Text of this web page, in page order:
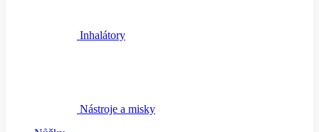
Inhalátory
Nástroje a misky